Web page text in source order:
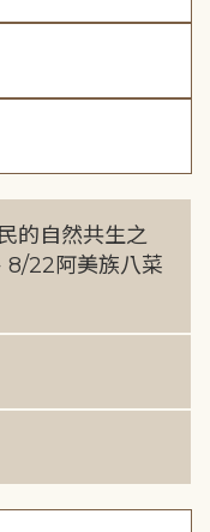
的自然共生之
8/22阿美族八菜